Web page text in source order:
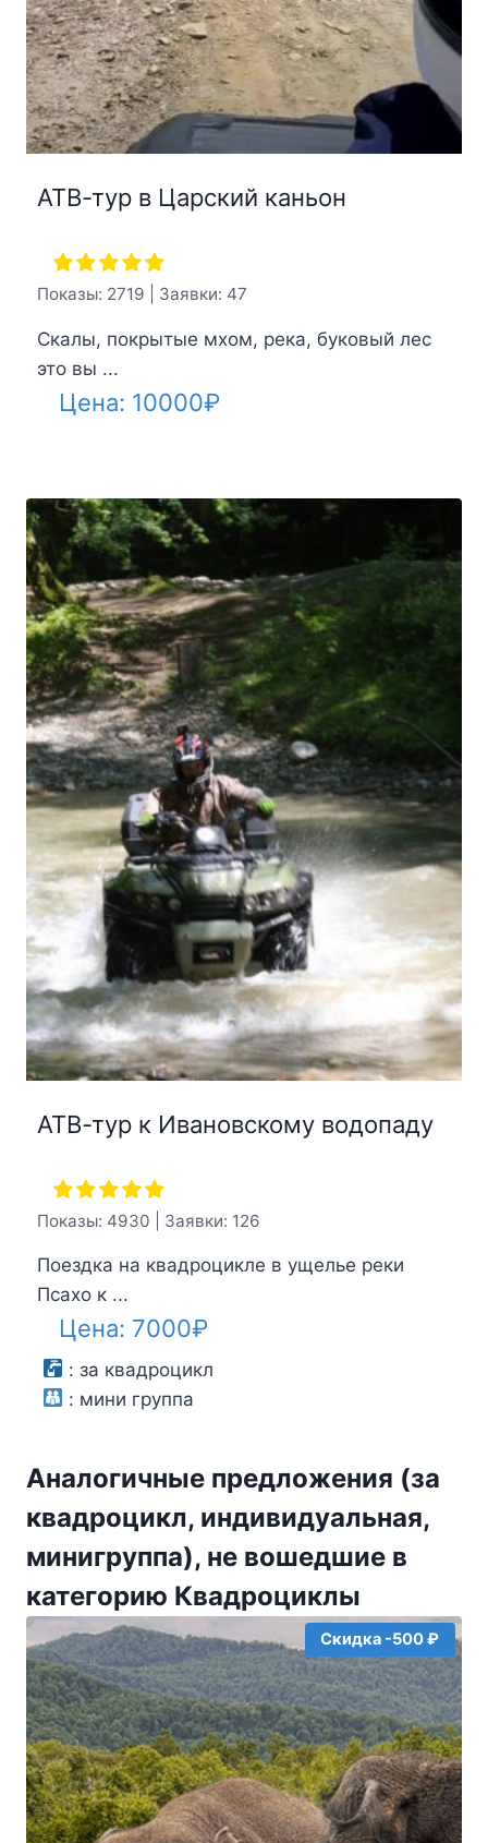
АТВ-тур в Царский каньон
Показы: 2719 | Заявки: 47
Скалы, покрытые мхом, река, буковый лес
это вы ...
Цена: 10000₽
АТВ-тур к Ивановскому водопаду
Показы: 4930 | Заявки: 126
Поездка на квадроцикле в ущелье реки
Псахо к ...
Цена: 7000₽
: за квадроцикл
: мини группа
Аналогичные предложения (за
квадроцикл, индивидуальная,
минигруппа), не вошедшие в
категорию Квадроциклы
Скидка -500 ₽